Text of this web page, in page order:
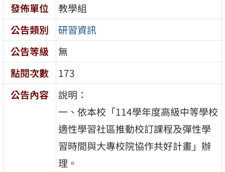
發佈單位
教學組
公告類別
研習資訊
公告等級
無
點閱次數
173
公告內容
說明：
一、依本校「114學年度高級中等學校
適性學習社區推動校訂課程及彈性學
習時間與大專校院協作共好計畫」辦
理。